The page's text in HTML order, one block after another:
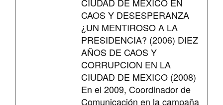
CIUDAD DE MEXICO EN
CAOS Y DESESPERANZA
¿UN MENTIROSO A LA
PRESIDENCIA? (2006) DIEZ
AÑOS DE CAOS Y
CORRUPCION EN LA
CIUDAD DE MEXICO (2008)
En el 2009, Coordinador de
Comunicación en la campaña